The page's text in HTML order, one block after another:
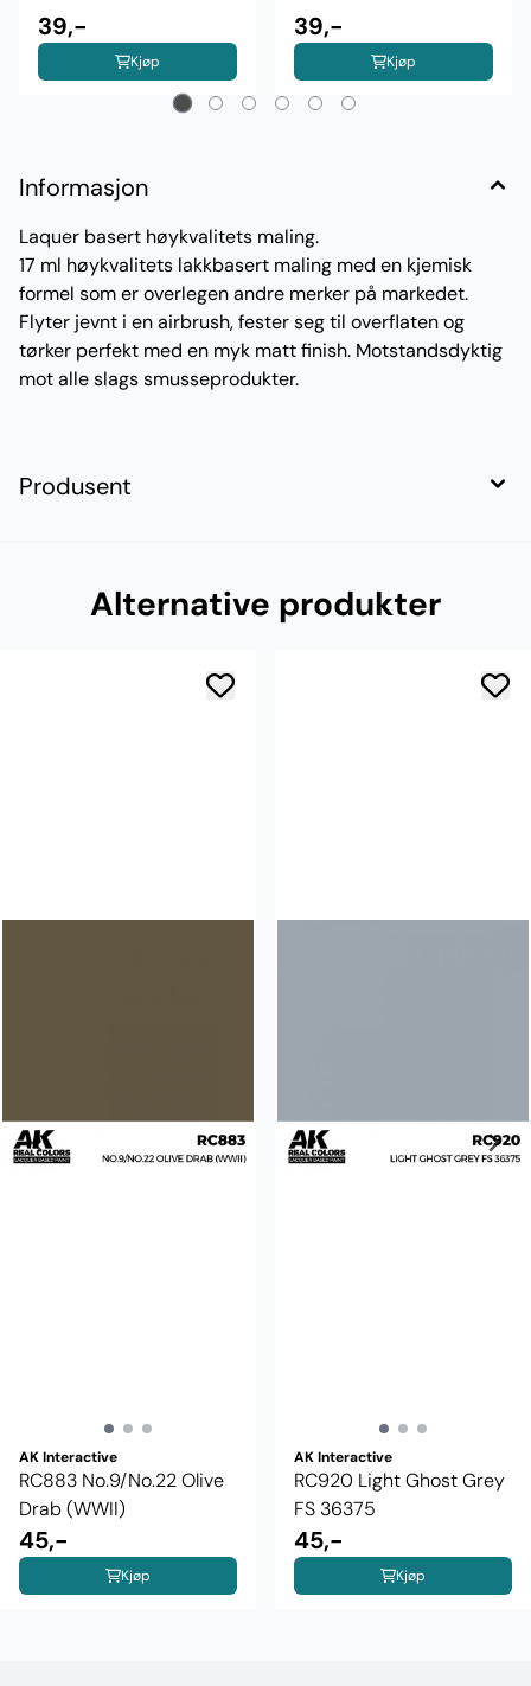
39,-
Kjøp
39,-
Kjøp
Informasjon
Laquer basert høykvalitets maling.
17 ml høykvalitets lakkbasert maling med en kjemisk
formel som er overlegen andre merker på markedet.
Flyter jevnt i en airbrush, fester seg til overflaten og
tørker perfekt med en myk matt finish. Motstandsdyktig
mot alle slags smusseprodukter.
Produsent
Alternative produkter
AK Interactive
RC883 No.9/No.22 Olive
Drab (WWII)
45,-
Kjøp
AK Interactive
RC920 Light Ghost Grey
FS 36375
45,-
Kjøp